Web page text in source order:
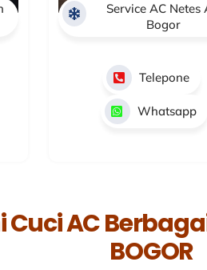
Service AC Netes
Bogor
Telepone
Whatsapp
AC
BOGOR